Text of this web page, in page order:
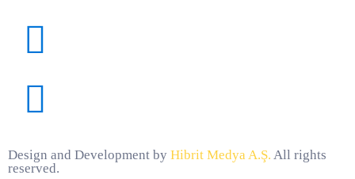
Design and Development by Hibrit Medya A.Ş. All rights
reserved.